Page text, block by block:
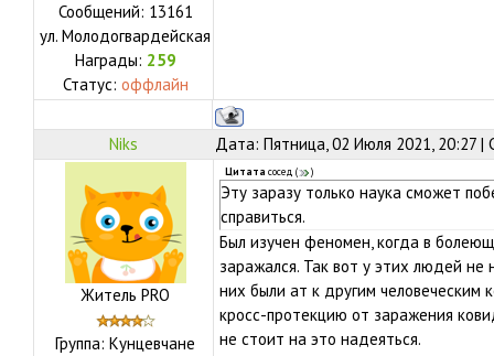
Сообщений: 13161
ул. Молодогвардейская
Награды: 259
Статус: оффлайн
Niks Дата: Пятница, 02 Июля 2021, 20:27
Житель PRO
Группа: Кунцевчане
Цитата сосед ( )
Эту заразу только наука сможет
справиться.
Был изучен феномен, когда в
заражался. Так вот у этих людей не
них были ат к другим человеческим
кросс-протекцию от заражения
не стоит на это надеяться.